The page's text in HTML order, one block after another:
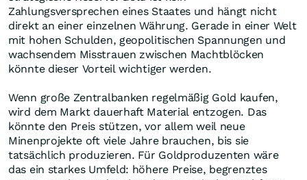
in neue Projekte und geopolitische Unsicherheit.
Wichtig ist dabei: Der Markt scheint vielen
Minenunternehmen noch nicht zuzutrauen, dass diese
hohen Gewinne länger anhalten könnten. Costa
widerspricht dieser Sicht. Aus seiner Perspektive
könnten die aktuellen Margen nicht nur ein kurzfristiger
Ausschlag sein, sondern der Beginn einer stabileren
Phase für den Sektor.